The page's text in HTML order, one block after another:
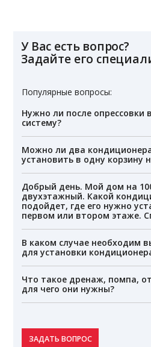
У Вас есть вопрос?
Задайте его
Популярные вопросы:
Нужно ли после опрессовки
систему?
Можно ли два
установить в одну корзину
Добрый день. Мой дом на
двухэтажный. Какой
подойдет, где его нужно
первом или втором этаже.
В каком случае необходим
для установки
Что такое дренаж, помпа,
для чего они нужны?
ЗАДАТЬ ВОПРОС